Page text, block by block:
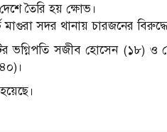
তৈরি হয় ক্ষোভ।
সদর থানায় চারজনের
ভগ্নিপতি সজীব হোসেন (১৮)